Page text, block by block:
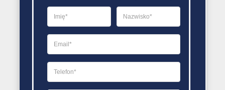
PORÓWNYWARKA OFERT GAZU